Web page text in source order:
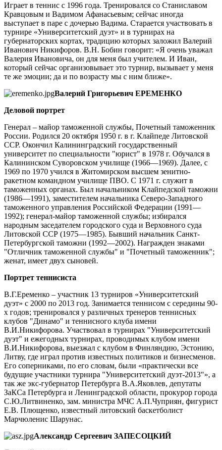
Играет в теннис с 1996 года. Тренировался со Станиславом
Кравцовым и Вадимом Афанасьевым; сейчас иногда
выступает в паре с дочерью Вадима. Старается участвовать в
турнире «Университетский дуэт» и в турнирах на
губернаторских кортах, традицию которых заложил Валерий
Иванович Никифоров. В.Н. Бобин говорит: «Я очень уважал
Валерия Ивановича, он для меня был учителем. И Иван,
который сейчас организовывает это турнир, вызывает у меня
те же эмоции; да и по возрасту мы с ним ближе».
Валерий Григорьевич ЕРЕМЕНКО
Деловой портрет
Генерал – майор таможенной службы, Почетный таможенник
России. Родился 20 октября 1950 г. в г. Клайпеде Литовской
ССР. Окончил Калининградский государственный
университет по специальности "юрист" в 1978 г. Обучался в
Калининском Суворовском училище (1966—1969). Далее, с
1969 по 1970 учился в Житомирском высшем зенитно-
ракетном командном училище ПВО. С 1971 г. служит в
таможенных органах. Был начальником Клайпедской таможни
(1986—1991), заместителем начальника Северо-Западного
таможенного управления Российской Федерации (1991—
1992); генерал-майор таможенной службы; избирался
народным заседателем городского суда и Верховного суда
Литовской ССР (1975—1985). Бывший начальник Санкт-
Петербургской таможни (1992—2002). Награжден знаками
"Отличник таможенной службы" и "Почетный таможенник";
женат, имеет двух сыновей.
Портрет теннисиста
В.Г.Еременко – участник 13 турниров «Университетский
дуэт» с 2000 по 2013 год. Занимается теннисом с середины 90-
х годов; тренировался у различных тренеров теннисных
клубов "Динамо" и теннисного клуба имени
В.И.Никифорова. Участвовал в турнирах "Университетский
дуэт" и ежегодных турнирах, проводимых клубом имени
В.И.Никифорова, выезжал с клубом в Финляндию, Эстонию,
Литву, где играл против известных политиков и бизнесменов.
Его соперниками, по его словам, были «практически все
будущие участники турнира "Университетский дуэт-2013"», а
так же экс-губернатор Петербурга В.А.Яковлев, депутаты
ЗаКСа Петербурга и Ленинградской области, прокурор города
С.Ю.Литвиненко, зам. министра МЧС А.П.Чуприян, фигурист
Е.В. Плющенко, известный литовский баскетболист
Марчюленис Шарунас.
Александр Сергеевич ЗАПЕСОЦКИЙ